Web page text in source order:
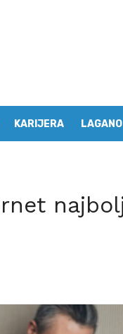
KARIJERA LAGANO